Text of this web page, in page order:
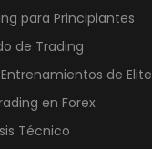
para Principiantes
de Trading
de Elite
en Forex
Técnico